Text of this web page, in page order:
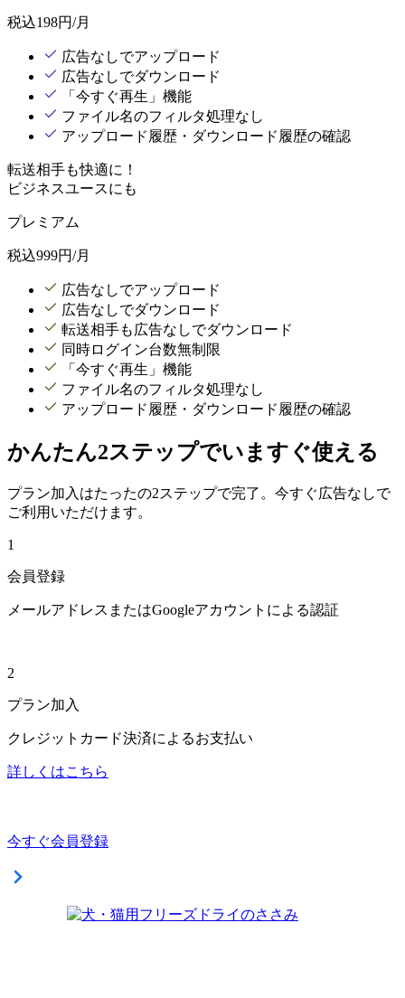
税込198円/月
広告なしでアップロード
広告なしでダウンロード
「今すぐ再生」機能
ファイル名のフィルタ処理なし
アップロード履歴・ダウンロード履歴の確認
転送相手も快適に！
ビジネスユースにも
プレミアム
税込999円/月
広告なしでアップロード
広告なしでダウンロード
転送相手も広告なしでダウンロード
同時ログイン台数無制限
「今すぐ再生」機能
ファイル名のフィルタ処理なし
アップロード履歴・ダウンロード履歴の確認
かんたん2ステップでいますぐ使える
プラン加入はたったの2ステップで完了。今すぐ広告なしで
ご利用いただけます。
1
会員登録
メールアドレスまたはGoogleアカウントによる認証
2
プラン加入
クレジットカード決済によるお支払い
詳しくはこちら
今すぐ会員登録